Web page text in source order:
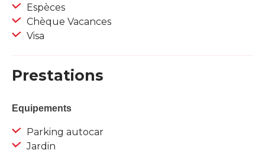
Espèces
Chèque Vacances
Visa
Prestations
Equipements
Parking autocar
Jardin